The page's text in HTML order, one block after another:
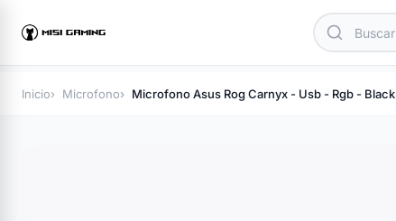
Inicio Microfono Microfono Asus Rog Carnyx - Usb - Rgb - Black